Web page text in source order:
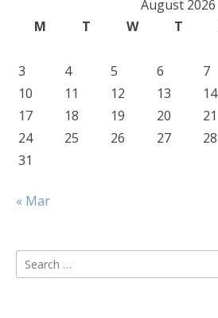
August 2026
M
T W T
3
4 5 6 7
10
11 12 13 14
17
18 19 20 21
24
25 26 27 28
31
« Mar
Search
for: